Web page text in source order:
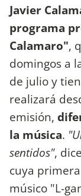
Javier
programa
Calamaro",
domingos a
de julio y
realizará
emisión,
la música.
sentidos",
cuya
músico "L-